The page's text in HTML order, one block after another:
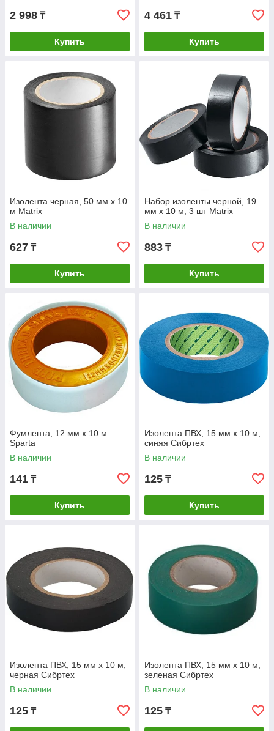
2 998 ₸
Купить
4 461 ₸
Купить
Изолента черная, 50 мм х 10
м Matrix
В наличии
627 ₸
Купить
Набор изоленты черной, 19
мм х 10 м, 3 шт Matrix
В наличии
883 ₸
Купить
Фумлента, 12 мм х 10 м
Sparta
В наличии
141 ₸
Купить
Изолента ПВХ, 15 мм х 10 м,
синяя Сибртех
В наличии
125 ₸
Купить
Изолента ПВХ, 15 мм х 10 м,
черная Сибртех
В наличии
125 ₸
Изолента ПВХ, 15 мм х 10 м,
зеленая Сибртех
В наличии
125 ₸